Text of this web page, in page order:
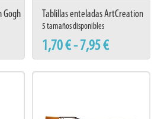
Gogh
Tablillas enteladas ArtCreation
imprimación
5 tamaños disponibles
1,70 € - 7,95 €